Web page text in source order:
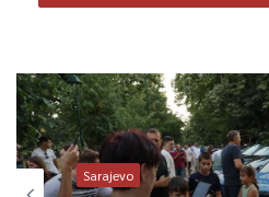
“Bašagić je otac novije
Osim biste u Sarajevu, ključni
ovog velikana je iobnova
Projekt se realizira uz podršku
“SlovakAid”, a cilj je da kuća
Sarajevo